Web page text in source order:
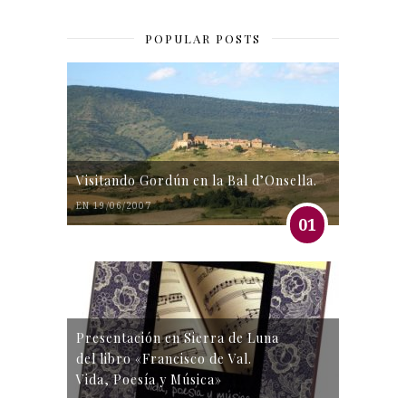
POPULAR POSTS
Visitando Gordún en la Bal d’Onsella.
EN 19/06/2007
01
Presentación en Sierra de Luna
del libro «Francisco de Val.
Vida, Poesía y Música»